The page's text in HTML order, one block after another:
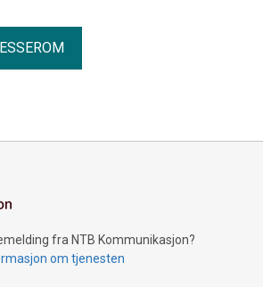
fra NTB Kommunikasjon?
om tjenesten